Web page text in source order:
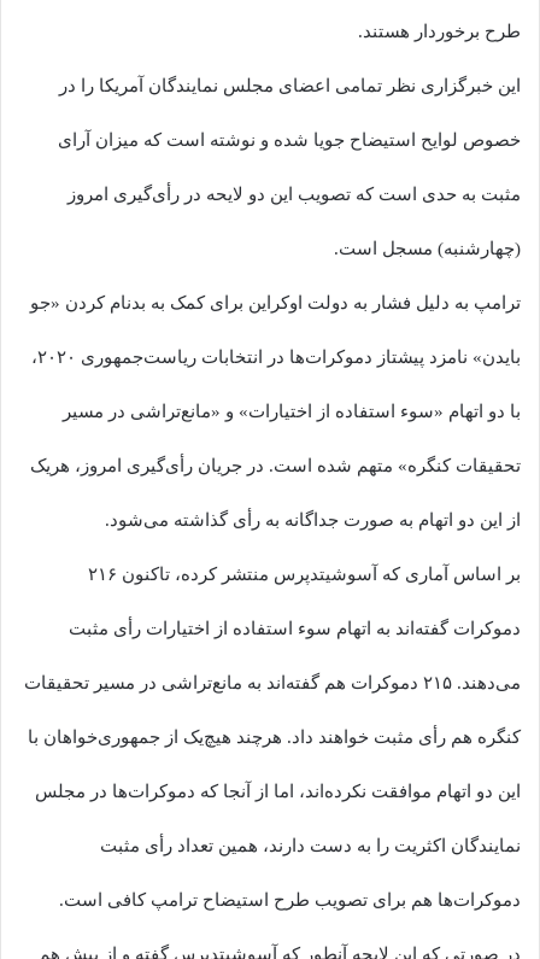
طرح برخوردار هستند.
این خبرگزاری نظر تمامی اعضای مجلس نمایندگان آمریکا را در
خصوص لوایح استیضاح جویا شده و نوشته است که میزان آرای
مثبت به حدی است که تصویب این دو لایحه در رأی‌گیری امروز
(چهارشنبه) مسجل است.
ترامپ به دلیل فشار به دولت اوکراین برای کمک به بدنام کردن «جو
بایدن» نامزد پیشتاز دموکرات‌ها در انتخابات ریاست‌جمهوری ۲۰۲۰،
با دو اتهام «سوء استفاده از اختیارات» و «مانع‌تراشی در مسیر
تحقیقات کنگره» متهم شده است. در جریان رأی‌گیری امروز، هریک
از این دو اتهام به صورت جداگانه به رأی گذاشته می‌شود.
بر اساس آماری که آسوشیتدپرس منتشر کرده، تاکنون ۲۱۶
دموکرات گفته‌اند به اتهام سوء استفاده از اختیارات رأی مثبت
می‌دهند. ۲۱۵ دموکرات هم گفته‌اند به مانع‌تراشی در مسیر تحقیقات
کنگره هم رأی مثبت خواهند داد. هرچند هیچ‌یک از جمهوری‌خواهان با
این دو اتهام موافقت نکرده‌اند، اما از آنجا که دموکرات‌ها در مجلس
نمایندگان اکثریت را به دست دارند، همین تعداد رأی مثبت
دموکرات‌ها هم برای تصویب طرح استیضاح ترامپ کافی است.
در صورتی که این لایحه آنطور که آسوشیتدپرس گفته و از پیش هم